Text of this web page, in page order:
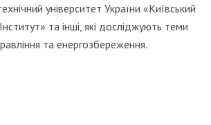
університет України «Київський
та інші, які досліджують теми
та енергозбереження.